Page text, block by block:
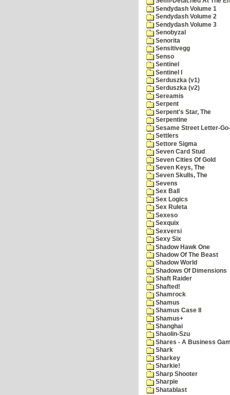
Sendydash Volume 1
Sendydash Volume 2
Sendydash Volume 3
Senobyzal
Senorita
Sensitivegg
Senso
Sentinel
Sentinel I
Serduszka (v1)
Serduszka (v2)
Sereamis
Serpent
Serpent's Star, The
Serpentine
Sesame Street Letter-
Settlers
Settore Sigma
Seven Card Stud
Seven Cities Of Gold
Seven Keys, The
Seven Skulls, The
Sevens
Sex Ball
Sex Logics
Sex Ruleta
Sexeso
Sexquix
Sexversi
Sexy Six
Shadow Hawk One
Shadow Of The Beast
Shadow World
Shadows Of Dimensions
Shaft Raider
Shafted!
Shamrock
Shamus
Shamus Case II
Shamus+
Shanghai
Shaolin-Szu
Shares - A Business
Shark
Sharkey
Sharkie!
Sharp Shooter
Sharpie
Shatablast